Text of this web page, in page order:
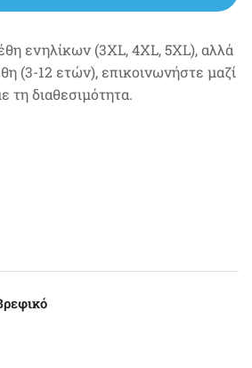
ενηλίκων (3XL, 4XL, 5XL), αλλά
(3-12 ετών), επικοινωνήστε μαζί
τη διαθεσιμότητα.